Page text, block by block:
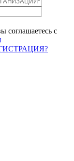
соглашаетесь с